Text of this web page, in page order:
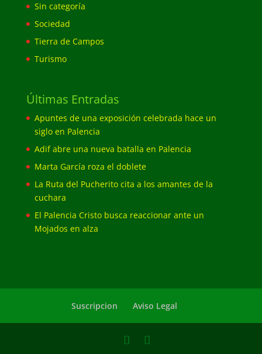
Sin categoría
Sociedad
Tierra de Campos
Turismo
Últimas Entradas
Apuntes de una exposición celebrada hace un
siglo en Palencia
Adif abre una nueva batalla en Palencia
Marta García roza el doblete
La Ruta del Pucherito cita a los amantes de la
cuchara
El Palencia Cristo busca reaccionar ante un
Mojados en alza
Suscripcion Aviso Legal